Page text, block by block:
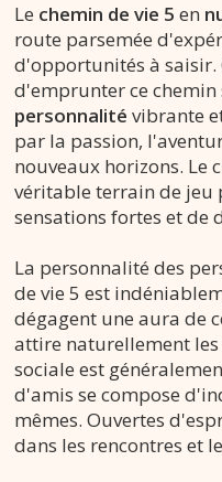
Le chemin de vie 5 en
route parsemée
d'opportunités à saisir.
d'emprunter ce
personnalité vibrante
par la passion,
nouveaux horizons. Le
véritable terrain de jeu
sensations fortes et de
La personnalité des
de vie 5 est
dégagent une aura de
attire naturellement les
sociale est
d'amis se compose
mêmes. Ouvertes
dans les rencontres et